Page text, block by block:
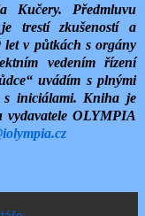
Kučery. Předmluvu
trestí zkušeností a
let v půtkách s orgány
vedením řízení
uvádím s plnými
s iniciálami. Kniha je
OLYMPIA